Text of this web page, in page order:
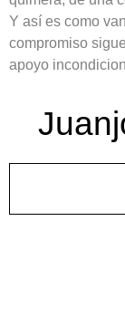
Y así es como
compromiso
apoyo